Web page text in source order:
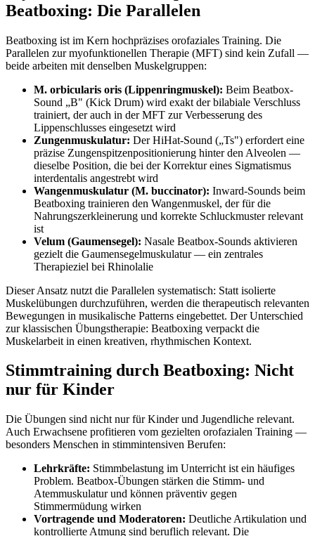
Beatboxing: Die Parallelen
Beatboxing ist im Kern hochpräzises orofaziales Training. Die
Parallelen zur myofunktionellen Therapie (MFT) sind kein Zufall —
beide arbeiten mit denselben Muskelgruppen:
M. orbicularis oris (Lippenringmuskel): Beim Beatbox-
Sound „B" (Kick Drum) wird exakt der bilabiale Verschluss
trainiert, der auch in der MFT zur Verbesserung des
Lippenschlusses eingesetzt wird
Zungenmuskulatur: Der HiHat-Sound („Ts") erfordert eine
präzise Zungenspitzenpositionierung hinter den Alveolen —
dieselbe Position, die bei der Korrektur eines Sigmatismus
interdentalis angestrebt wird
Wangenmuskulatur (M. buccinator): Inward-Sounds beim
Beatboxing trainieren den Wangenmuskel, der für die
Nahrungszerkleinerung und korrekte Schluckmuster relevant
ist
Velum (Gaumensegel): Nasale Beatbox-Sounds aktivieren
gezielt die Gaumensegelmuskulatur — ein zentrales
Therapieziel bei Rhinolalie
Dieser Ansatz nutzt die Parallelen systematisch: Statt isolierte
Muskelübungen durchzuführen, werden die therapeutisch relevanten
Bewegungen in musikalische Patterns eingebettet. Der Unterschied
zur klassischen Übungstherapie: Beatboxing verpackt die
Muskelarbeit in einen kreativen, rhythmischen Kontext.
Stimmtraining durch Beatboxing: Nicht
nur für Kinder
Die Übungen sind nicht nur für Kinder und Jugendliche relevant.
Auch Erwachsene profitieren vom gezielten orofazialen Training —
besonders Menschen in stimmintensiven Berufen:
Lehrkräfte: Stimmbelastung im Unterricht ist ein häufiges
Problem. Beatbox-Übungen stärken die Stimm- und
Atemmuskulatur und können präventiv gegen
Stimmermüdung wirken
Vortragende und Moderatoren: Deutliche Artikulation und
kontrollierte Atmung sind beruflich relevant. Die